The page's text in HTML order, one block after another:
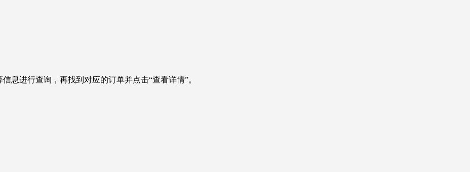
息进行查询，再找到对应的订单并点击“查看详情”。